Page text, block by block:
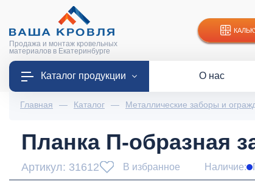
Продажа и монтаж кровельных
материалов в Екатеринбурге
Каталог продукции О нас
Главная — Каталог — Металлические заборы и
Планка П-образная
Артикул: 31612 В избранное Наличие: